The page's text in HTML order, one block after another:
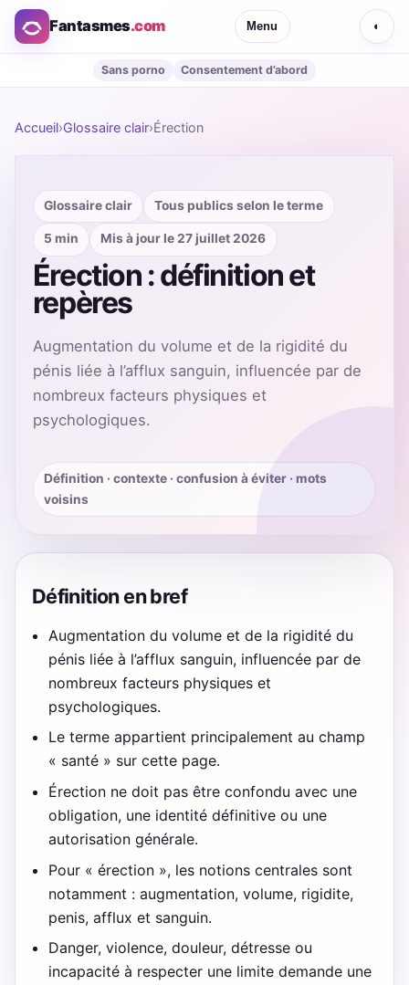
Fantasmes.com Menu ◐
Sans porno Consentement d’abord
Accueil›Glossaire clair›Érection
Glossaire clair Tous publics selon le terme
5 min Mis à jour le 27 juillet 2026
Érection : définition et
repères
Augmentation du volume et de la rigidité du
pénis liée à l’afflux sanguin, influencée par de
nombreux facteurs physiques et
psychologiques.
Définition · contexte · confusion à éviter · mots
voisins
Définition en bref
Augmentation du volume et de la rigidité du
pénis liée à l’afflux sanguin, influencée par de
nombreux facteurs physiques et
psychologiques.
Le terme appartient principalement au champ
« santé » sur cette page.
Érection ne doit pas être confondu avec une
obligation, une identité définitive ou une
autorisation générale.
Pour « érection », les notions centrales sont
notamment : augmentation, volume, rigidite,
penis, afflux et sanguin.
Danger, violence, douleur, détresse ou
incapacité à respecter une limite demande une